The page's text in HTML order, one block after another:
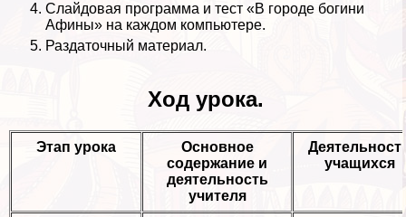
Слайдовая программа и тест «В городе богини
Афины» на каждом компьютере.
Раздаточный материал.
Ход урока.
Этап урока
Основное
содержание и
деятельность
учителя
учащихся